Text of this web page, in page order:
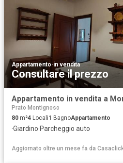
Appartamento·in vendita
Consultare il prezzo
Appartamento in vendita a
Prato Montignoso
80 m²4 Locali1 BagnoAppartamento
·Giardino·Parcheggio auto
Aggiornato oltre un mese fa da